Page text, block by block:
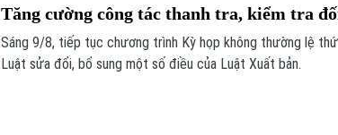
Tăng cường công tác thanh tra, kiểm tra
Sáng 9/8, tiếp tục chương trình Kỳ họp không thường lệ
Luật sửa đổi, bổ sung một số điều của Luật Xuất bản.